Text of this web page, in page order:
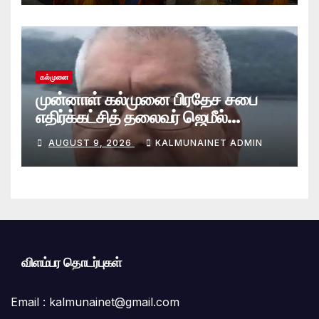
கல்முனை
முன்னாள் கல்முனை பிரதேச சபை
எதிர்க்கட்சித் தலைவர் ஜெமீல்
காலமானார்.!
AUGUST 9, 2026 KALMUNAINET ADMIN
விளம்பர தொடர்புகள்
Email : kalmunainet@gmail.com